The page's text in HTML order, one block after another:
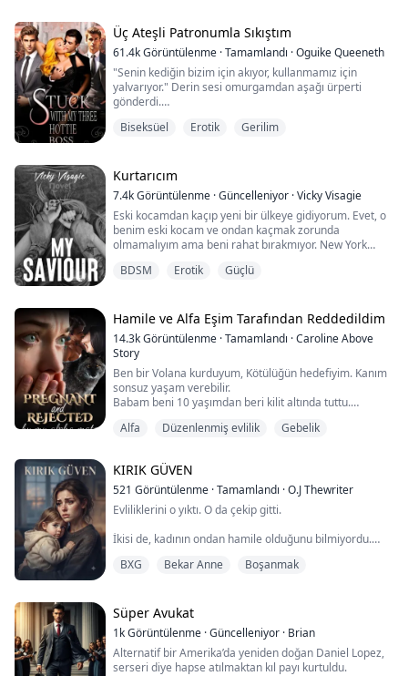
Bu roman olgun içerik barındırmaktadır
Ilımlı, uysal ve itaatkâr. Jasmine Spe...
Üç Ateşli Patronumla Sıkıştım
61.4kGörüntülenme ·Tamamlandı ·Oguike Queeneth
"Senin kediğin bizim için akıyor, kullanmamız için
yalvarıyor." Derin sesi omurgamdan aşağı ürperti
gönderdi.
"Bunu istiyor musun, tatlım? Küçük kediğine arzuladığı
"E...evet, efendim." Nefes aldım.
Joanna Clover, üniversite boyunca çok çalıştı ve
hayalindeki şirket olan Dangote Grup Endüstrileri'nde
sekreterlik işi teklifi aldığında emeğin...
Biseksüel Erotik Gerilim
Kurtarıcım
7.4kGörüntülenme ·Güncelleniyor ·Vicky Visagie
Eski kocamdan kaçıp yeni bir ülkeye gidiyorum. Evet, o
benim eski kocam ve ondan kaçmak zorunda
olmamalıyım ama beni rahat bırakmıyor. New York
barista olarak çalışarak ve kardeşimin arkadaşlarıyla
hayatımı sonsuza dek değiştirebilir. Ama bu değişim iyi
m...
BDSM Erotik Güçlü
Hamile ve Alfa Eşim Tarafından Reddedildim
14.3kGörüntülenme ·Tamamlandı ·Caroline Above
Story
Ben bir Volana kurduyum, Kötülüğün hedefiyim. Kanım
sonsuz yaşam verebilir.
Babam beni 10 yaşımdan beri kilit altında tuttu.
Ta ki Bastien bana sözleşmeli eş olmayı teklif edene
kadar.
Üç yıllık sözleşme sona erdiğinde hamileydim.
Ama o beni reddedecek.
"Anne olacağım!" Mutluluktan nefesim kesiliyor.
Alfa Düzenlenmiş evlilik Gebelik
KIRIK GÜVEN
521 Görüntülenme ·Tamamlandı ·O.J Thewriter
Evliliklerini o yıktı. O da çekip gitti.
İkisi de, kadının ondan hamile olduğunu bilmiyordu.
Emily’nin ilişkisi sadece evliliğini bitirmedi; garanti
asla kaçamayacağı bir pişmanlıkla baş başa bıraktı. Üç
yıl sonra kader, onları yeniden aynı dünyaya sürüklüyor;
Ryan’ın gözlerini taşıyan küç...
BXG Bekar Anne Boşanmak
Süper Avukat
1kGörüntülenme ·Güncelleniyor · Brian
Alternatif bir Amerika’da yeniden doğan Daniel Lopez,
serseri diye hapse atılmaktan kıl payı kurtuldu.